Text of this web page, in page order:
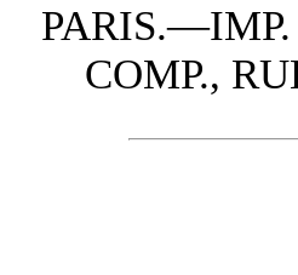
COMP.,